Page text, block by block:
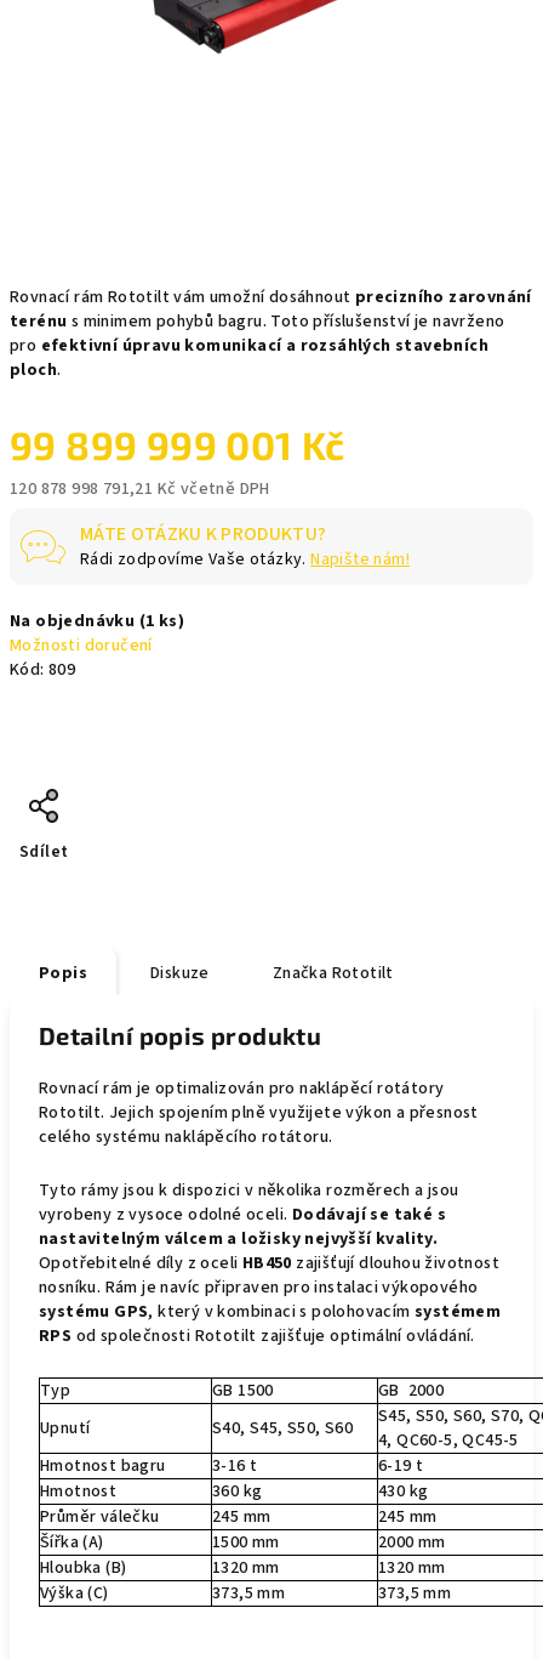
Rovnací rám Rototilt vám umožní dosáhnout precizního zarovnání
terénu s minimem pohybů bagru. Toto příslušenství je navrženo
pro efektivní úpravu komunikací a rozsáhlých stavebních
ploch.
99 899 999 001 Kč
120 878 998 791,21 Kč včetně DPH
cena:
MÁTE OTÁZKU K PRODUKTU?
Rádi zodpovíme Vaše otázky.Napište nám!
Na objednávku (1 ks)
Možnosti doručení
Kód: 809
Sdílet
Popis Diskuze Značka Rototilt
Detailní popis produktu
Rovnací rám je optimalizován pro naklápěcí rotátory
Rototilt. Jejich spojením plně využijete výkon a přesnost
celého systému naklápěcího rotátoru.
Tyto rámy jsou k dispozici v několika rozměrech a jsou
vyrobeny z vysoce odolné oceli. Dodávají se také s
nastavitelným válcem a ložisky nejvyšší kvality.
Opotřebitelné díly z oceli HB450 zajišťují dlouhou životnost
nosníku. Rám je navíc připraven pro instalaci výkopového
systému GPS, který v kombinaci s polohovacímsystémem
RPS od společnosti Rototilt zajišťuje optimální ovládání.
Typ GB 1500
GB 2000
Upnutí
S40, S45, S50, S60
S45, S50, S60, S70,
4, QC60-5, QC45-5
Hmotnost bagru
3-16 t
6-19 t
Hmotnost
360 kg
430 kg
Průměr válečku
245 mm
245 mm
Šířka (A)
1500 mm
2000 mm
Hloubka (B)
1320 mm
1320 mm
Výška (C)
373,5 mm 373,5 mm